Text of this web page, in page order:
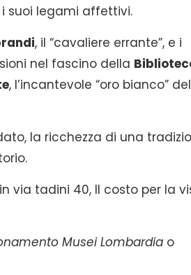
suoi legami affettivi.
, il “cavaliere errante”, e i
nel fascino della
, l’incantevole “oro bianco”
la ricchezza di una
via tadini 40, Il costo per la
Musei Lombardia o